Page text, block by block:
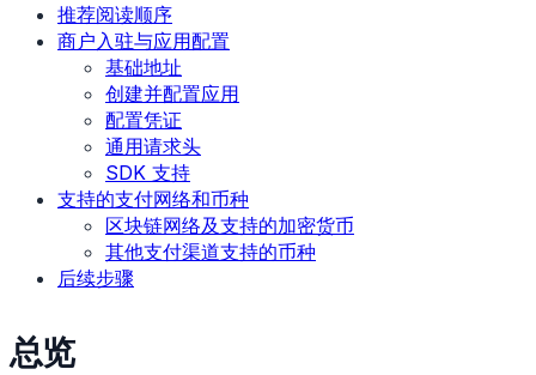
推荐阅读顺序
商户入驻与应用配置
基础地址
创建并配置应用
配置凭证
通用请求头
SDK 支持
支持的支付网络和币种
区块链网络及支持的加密货币
其他支付渠道支持的币种
后续步骤
总览